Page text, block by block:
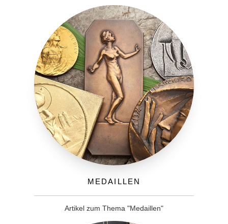
Medaillen
Artikel zum Thema "Medaillen"